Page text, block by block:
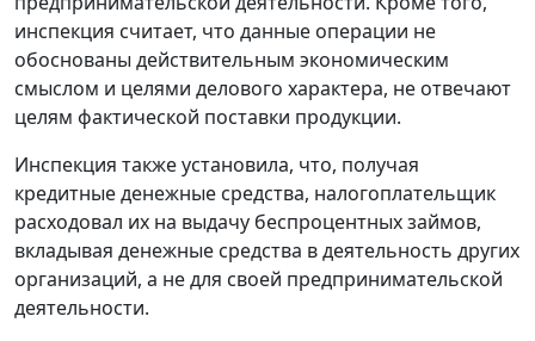
инспекция считает, что данные операции не
обоснованы действительным экономическим
смыслом и целями делового характера, не отвечают
целям фактической поставки продукции.
Инспекция также установила, что, получая
кредитные денежные средства, налогоплательщик
расходовал их на выдачу беспроцентных займов,
вкладывая денежные средства в деятельность других
организаций, а не для своей предпринимательской
деятельности.